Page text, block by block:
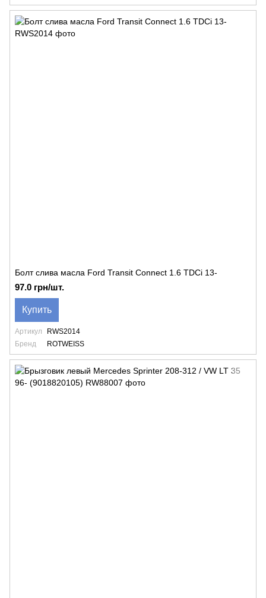
Болт слива масла Ford Transit Connect 1.6 TDCi 13-
97.0 грн/шт.
Купить
Артикул
RWS2014
Бренд
ROTWEISS